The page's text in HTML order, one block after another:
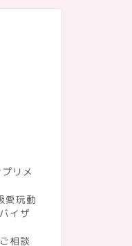
リメ
玩動
イザ
相談